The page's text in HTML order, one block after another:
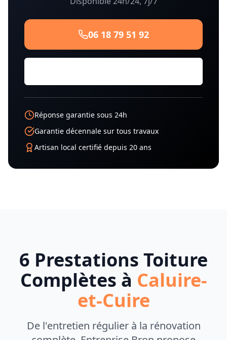
06 18 79 51 92
Réponse garantie sous 24h
Garantie décennale sur tous travaux
Artisan local certifié depuis 20 ans
6 Prestations Toiture
Complètes à Caluire-
et-Cuire
De l'entretien régulier à la rénovation